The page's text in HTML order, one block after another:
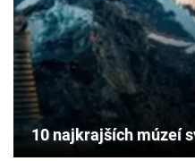
10 najkrajších múzeí